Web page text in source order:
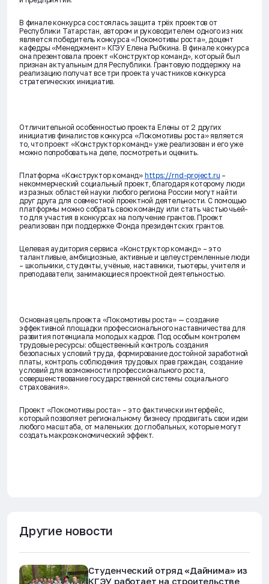
В финале конкурса состоялась защита трёх проектов от
Республики Татарстан, автором и руководителем одного из них
является победитель конкурса «Локомотивы роста», доцент
кафедры «Менеджмент» КГЭУ Елена Рыбкина. В финале конкурса
она презентовала проект «Конструктор команд», который был
признан актуальным для Республики. Грантовую поддержку на
реализацию получат все три проекта участников конкурса
стратегических инициатив.
Отличительной особенностью проекта Елены от 2 других
инициатив финалистов конкурса «Локомотивы роста» является
то, что проект «Конструктор команд» уже реализован и его уже
можно попробовать на деле, посмотреть и оценить.
Платформа «Конструктор команд» https://rnd-project.ru –
некоммерческий социальный проект, благодаря которому люди
из разных областей науки любого региона России могут найти
друг друга для совместной проектной деятельности. С помощью
платформы можно собрать свою команду или стать частью чьей-
то для участия в конкурсах на получение грантов. Проект
реализован при поддержке Фонда президентских грантов.
Целевая аудитория сервиса «Конструктор команд» – это
талантливые, амбициозные, активные и целеустремленные люди
– школьники, студенты, учёные, наставники, тьютеры, учителя и
преподаватели, занимающиеся проектной деятельностью.
Основная цель проекта «Локомотивы роста» — создание
эффективной площадки профессионального наставничества для
развития потенциала молодых кадров. Под особым контролем
трудовые ресурсы: общественный контроль создания
безопасных условий труда, формирование достойной заработной
платы, контроль соблюдения трудовых прав граждан, создание
условий для возможности профессионального роста,
совершенствование государственной системы социального
страхования».
Проект «Локомотивы роста» – это фактически интерфейс,
который позволяет региональному бизнесу продвигать свои идеи
любого масштаба, от маленьких до глобальных, которые могут
создать макроэкономический эффект.
Другие новости
Студенческий отряд «Дайнима» из
КГЭУ работает на строительстве